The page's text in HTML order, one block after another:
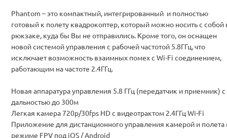
Phantom – это компактный, интегрированный и полностью
готовый к полету квадрокоптер, который можно носить с собой
рюкзаке, куда бы Вы не отправились. Кроме того, он оснащен
новой системой управления с рабочей частотой 5.8ГГц, что
исключает возможность взаимных помех с Wi-Fi соединением,
работающим на частоте 2.4ГГц.
Новая аппаратура управления 5.8 ГГц (передатчик и приемник) с
дальностью до 300м
Легкая камера 720p/30fps HD с видеотрактом 2.4ГГц Wi-Fi
Приложение для дистанционного управления камерой и полета
режиме FPV под iOS / Android